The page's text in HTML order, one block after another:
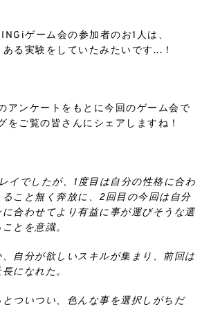
ゲーム会の参加者のお1人は、
る実験をしていたみたいです...！
アンケートをもとに今回のゲーム会で
をご覧の皆さんにシェアしますね！
イでしたが、1度目は自分の性格に合わ
こと無く奔放に、2回目の今回は自分
合わせてより有益に事が運びそうな選
ㅤㅤㅤㅤㅤㅤㅤㅤㅤㅤㅤㅤ
自分が欲しいスキルが集まり、前回は
になれた。
ついつい、色んな事を選択しがちだ